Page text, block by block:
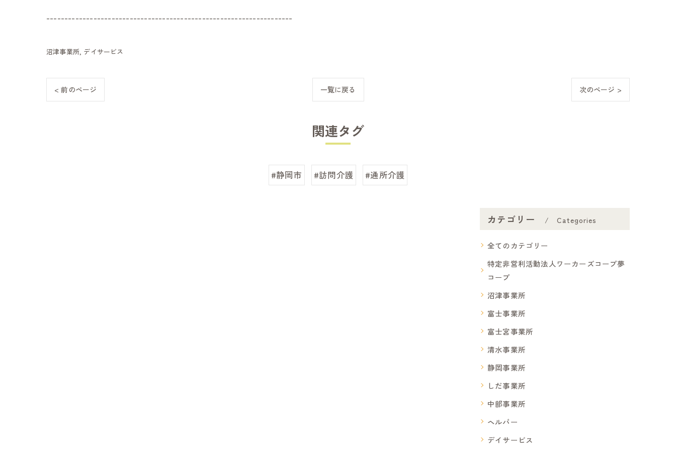
--------------------------------------------------------------------
沼津事業所 デイサービス
< 前のページ 一覧に戻る 次のページ >
関連タグ
#静岡市 #訪問介護 #通所介護
カテゴリー Categories
全てのカテゴリー
特定非営利活動法人ワーカーズコープ夢
コープ
沼津事業所
富士事業所
富士宮事業所
清水事業所
静岡事業所
しだ事業所
中部事業所
ヘルパー
デイサービス